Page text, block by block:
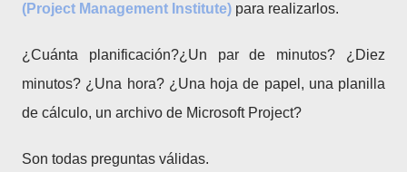
(Project Management Institute) para realizarlos.
¿Cuánta planificación?¿Un par de minutos? ¿Diez
minutos? ¿Una hora? ¿Una hoja de papel, una planilla
de cálculo, un archivo de Microsoft Project?
Son todas preguntas válidas.